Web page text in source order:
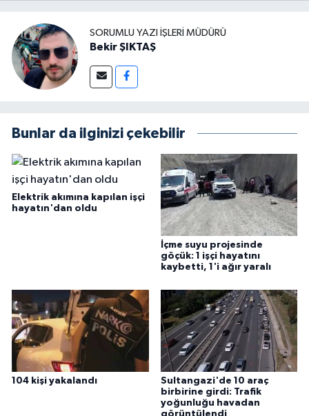
SORUMLU YAZI İŞLERI MÜDÜRÜ
Bekir ŞIKTAŞ
Bunlar da ilginizi çekebilir
Elektrik akımına kapılan işçi
hayatın'dan oldu
İçme suyu projesinde
göçük: 1 işçi hayatını
kaybetti, 1'i ağır yaralı
104 kişi yakalandı
Sultangazi'de 10 araç
birbirine girdi: Trafik
yoğunluğu havadan
görüntülendi